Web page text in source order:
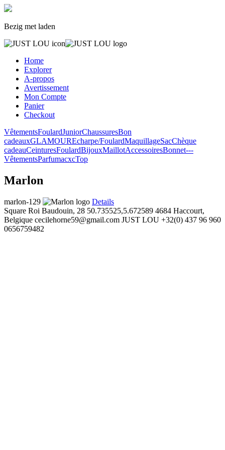
Bezig met laden
Home
Explorer
A-propos
Avertissement
Mon Compte
Panier
Checkout
VêtementsFoulardJuniorChaussuresBon
cadeauxGLAMOUREcharpe/FoulardMaquillageSacChèque
cadeauCeinturesFoulardBijouxMaillotAccessoiresBonnet---
VêtementsParfumacxcTop
Marlon
marlon-129
Details
Square Roi Baudouin, 28 50.735525,5.672589 4684 Haccourt,
Belgique cecilehorne59@gmail.com JUST LOU +32(0) 437 96 960
0656759482